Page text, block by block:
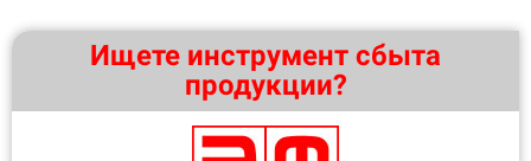
Ищете инструмент сбыта
продукции?